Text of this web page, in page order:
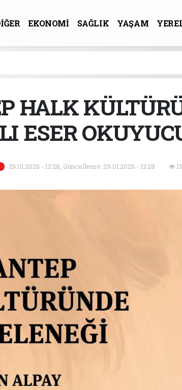
EKONOMİ SAĞLIK YAŞAM
HALK
ESER
29.01.2026 - 13:28, Güncelleme: 29.01.2026 - 13:28